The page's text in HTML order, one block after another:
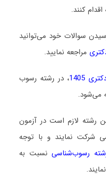
کنند.
سوالات خود می‌توانید
مراجعه نمایید.
1405
، در رشته رسوب
می‌شود.
رشته لازم است در آزمون
شرکت نمایند و با توجه
رﺳﻮب‌ﺷﻨﺎسی نسبت به